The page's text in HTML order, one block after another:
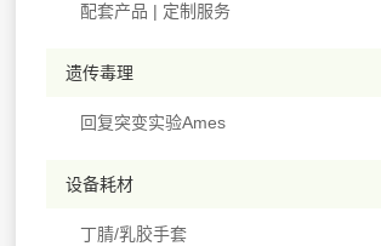
配套产品 | 定制服务
遗传毒理
回复突变实验Ames
设备耗材
丁腈/乳胶手套